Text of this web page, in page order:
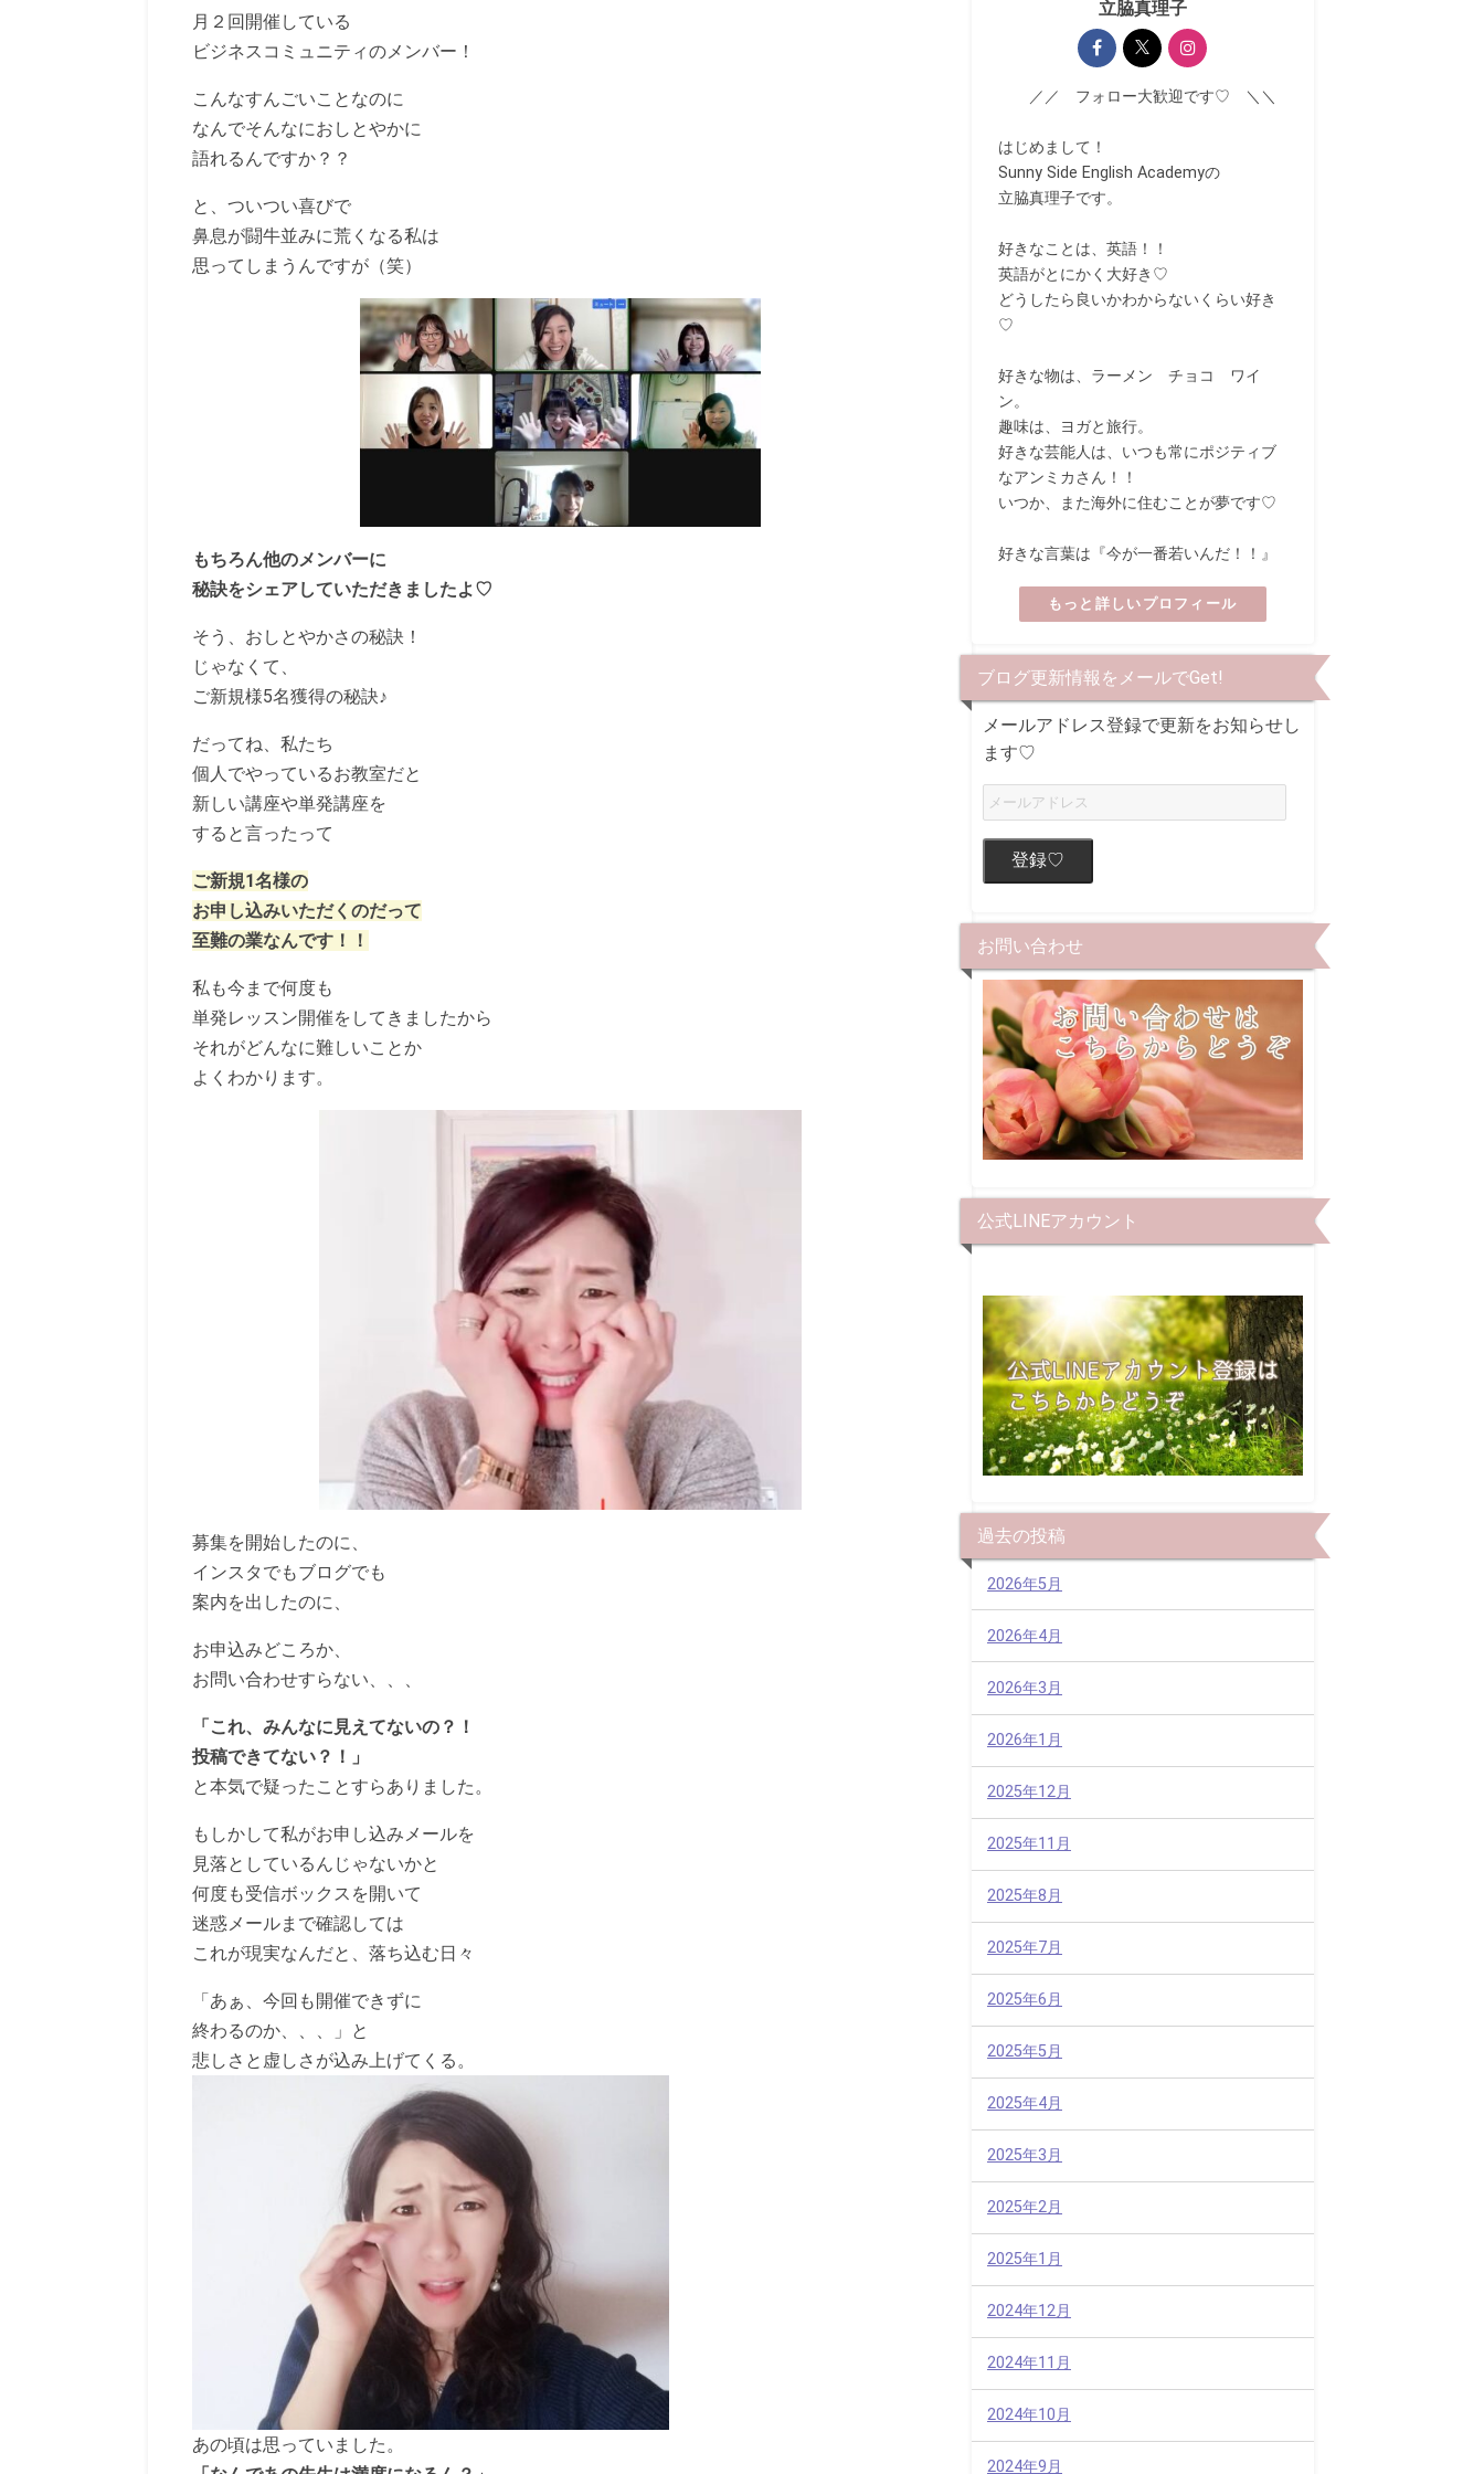
月２回開催している
ビジネスコミュニティのメンバー！
こんなすんごいことなのに
なんでそんなにおしとやかに
語れるんですか？？
と、ついつい喜びで
鼻息が闘牛並みに荒くなる私は
思ってしまうんですが（笑）
もちろん他のメンバーに
秘訣をシェアしていただきましたよ♡
そう、おしとやかさの秘訣！
じゃなくて、
ご新規様5名獲得の秘訣♪
だってね、私たち
個人でやっているお教室だと
新しい講座や単発講座を
すると言ったって
ご新規1名様の
お申し込みいただくのだって
至難の業なんです！！
私も今まで何度も
単発レッスン開催をしてきましたから
それがどんなに難しいことか
よくわかります。
募集を開始したのに、
インスタでもブログでも
案内を出したのに、
お申込みどころか、
お問い合わせすらない、、、
「これ、みんなに見えてないの？！
投稿できてない？！」
と本気で疑ったことすらありました。
もしかして私がお申し込みメールを
見落としているんじゃないかと
何度も受信ボックスを開いて
迷惑メールまで確認しては
これが現実なんだと、落ち込む日々
「あぁ、今回も開催できずに
終わるのか、、、」と
悲しさと虚しさが込み上げてくる。
あの頃は思っていました。
立脇真理子
／／ フォロー大歓迎です♡ ＼＼
はじめまして！
Sunny Side English Academyの
立脇真理子です。
好きなことは、英語！！
英語がとにかく大好き♡
どうしたら良いかわからないくらい好き
♡
好きな物は、ラーメン チョコ ワイ
ン。
趣味は、ヨガと旅行。
好きな芸能人は、いつも常にポジティブ
なアンミカさん！！
いつか、また海外に住むことが夢です♡
好きな言葉は『今が一番若いんだ！！』
もっと詳しいプロフィール
ブログ更新情報をメールでGet!
メールアドレス登録で更新をお知らせし
ます♡
登録♡
お問い合わせ
公式LINEアカウント
過去の投稿
2026年5月
2026年4月
2026年3月
2026年1月
2025年12月
2025年11月
2025年8月
2025年7月
2025年6月
2025年5月
2025年4月
2025年3月
2025年2月
2025年1月
2024年12月
2024年11月
2024年10月
2024年9月